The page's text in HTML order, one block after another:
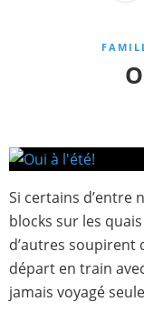
Si certains d’entre
blocks sur les
d’autres soupirent
départ en train
jamais voyagé